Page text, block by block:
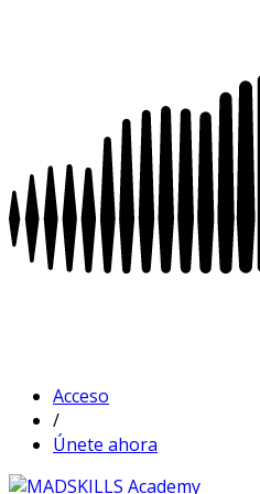
Acceso
/
Únete ahora